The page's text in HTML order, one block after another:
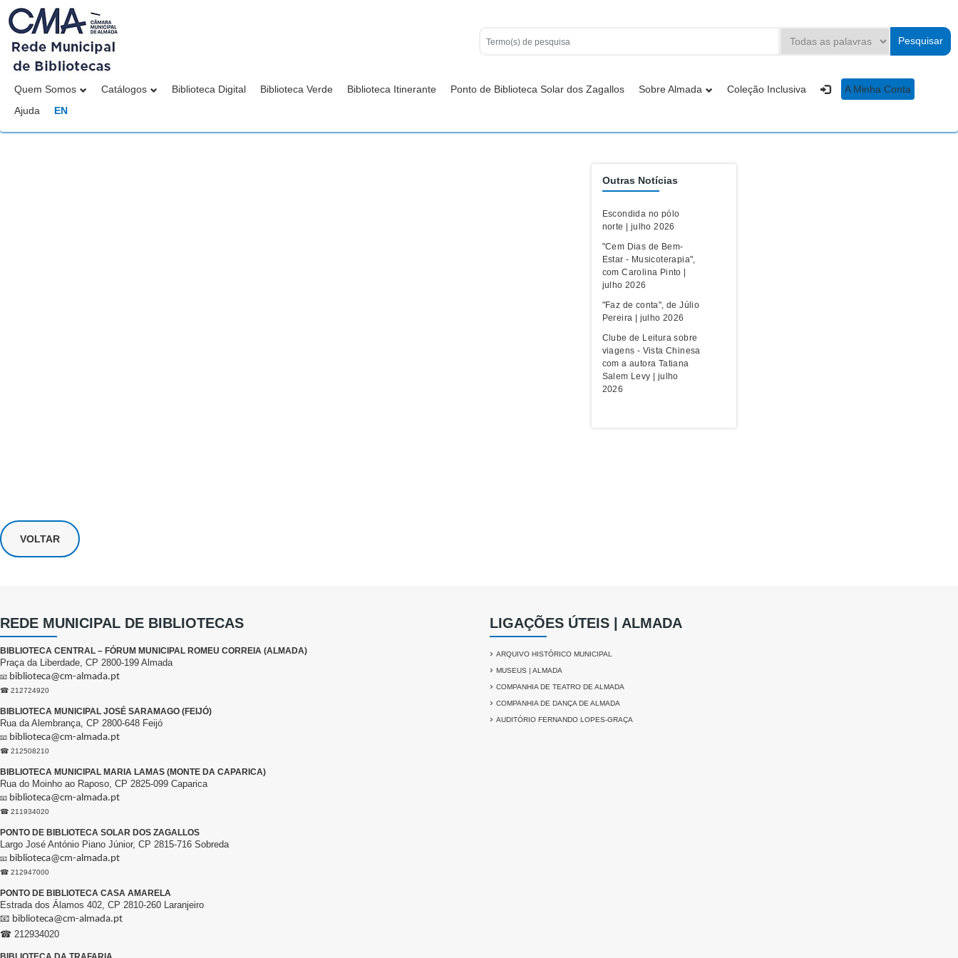
Quem Somos Catálogos Biblioteca Digital Biblioteca Verde Biblioteca Itinerante Ponto de Biblioteca Solar dos Zagallos Sobre Almada Coleção Inclusiva
A Minha Conta
Ajuda
EN
Outras Notícias
Escondida no pólo
norte | julho 2026
"Cem Dias de Bem-
Estar - Musicoterapia",
com Carolina Pinto |
julho 2026
"Faz de conta", de Júlio
Pereira | julho 2026
Clube de Leitura sobre
viagens - Vista Chinesa
com a autora Tatiana
Salem Levy | julho
2026
VOLTAR
REDE MUNICIPAL DE BIBLIOTECAS
BIBLIOTECA CENTRAL – FÓRUM MUNICIPAL ROMEU CORREIA (ALMADA)
Praça da Liberdade, CP 2800-199 Almada
📧 biblioteca@cm-almada.pt
☎ 212724920
BIBLIOTECA MUNICIPAL JOSÉ SARAMAGO (FEIJÓ)
Rua da Alembrança, CP 2800-648 Feijó
📧 biblioteca@cm-almada.pt
☎ 212508210
BIBLIOTECA MUNICIPAL MARIA LAMAS (MONTE DA CAPARICA)
Rua do Moinho ao Raposo, CP 2825-099 Caparica
📧 biblioteca@cm-almada.pt
☎ 211934020
PONTO DE BIBLIOTECA SOLAR DOS ZAGALLOS
Largo José António Piano Júnior, CP 2815-716 Sobreda
📧 biblioteca@cm-almada.pt
☎ 212947000
PONTO DE BIBLIOTECA CASA AMARELA
Estrada dos Álamos 402, CP 2810-260 Laranjeiro
📧 biblioteca@cm-almada.pt
☎ 212934020
LIGAÇÕES ÚTEIS | ALMADA
› ARQUIVO HISTÓRICO MUNICIPAL
› MUSEUS | ALMADA
› COMPANHIA DE TEATRO DE ALMADA
› COMPANHIA DE DANÇA DE ALMADA
› AUDITÓRIO FERNANDO LOPES-GRAÇA